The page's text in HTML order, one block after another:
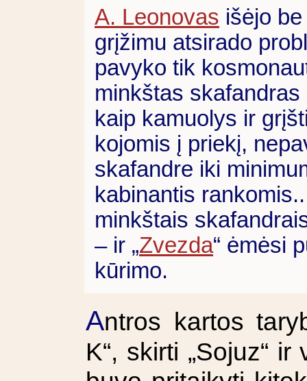
A. Leonovas išėjo
grįžimu atsirado
pavyko tik
minkštas
kaip kamuolys ir
kojomis į priekį,
skafandre iki
kabinantis
minkštais
– ir „Zvezda“ ėmėsi
kūrimo.
Antros kartos
K“, skirti „Sojuz“